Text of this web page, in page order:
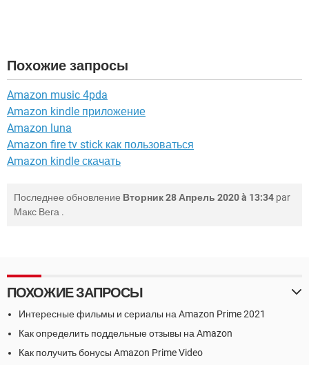
Похожие запросы
Amazon music 4pda
Amazon kindle приложение
Amazon luna
Amazon fire tv stick как пользоваться
Amazon kindle скачать
Последнее обновление Вторник 28 Апрель 2020 à 13:34 par
Макс Вега .
ПОХОЖИЕ ЗАПРОСЫ
Интересные фильмы и сериалы на Amazon Prime 2021
Как определить поддельные отзывы на Amazon
Как получить бонусы Amazon Prime Video